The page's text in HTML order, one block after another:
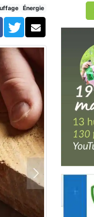
Énergie
TwitterCourriel